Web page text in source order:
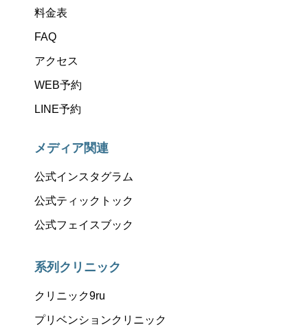
料金表
FAQ
アクセス
WEB予約
LINE予約
メディア関連
公式インスタグラム
公式ティックトック
公式フェイスブック
系列クリニック
クリニック9ru
プリベンションクリニック